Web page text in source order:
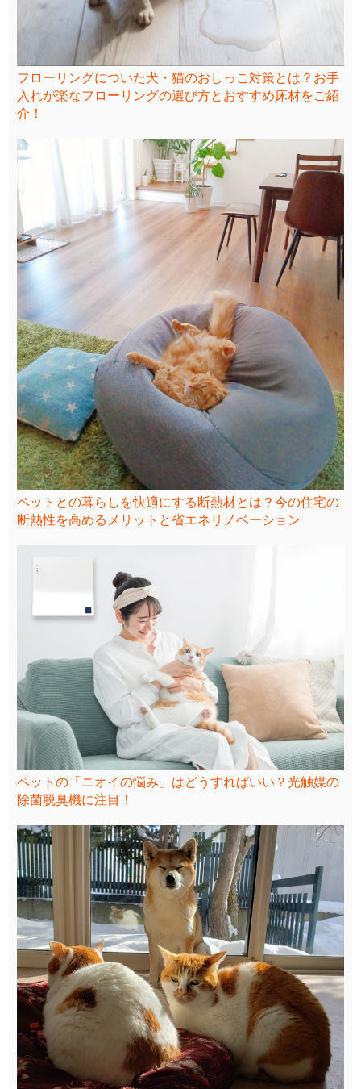
フローリングについた犬・猫のおしっこ対策とは？お手
入れが楽なフローリングの選び方とおすすめ床材をご紹
介！
ペットとの暮らしを快適にする断熱材とは？今の住宅の
断熱性を高めるメリットと省エネリノベーション
ペットの「ニオイの悩み」はどうすればいい？光触媒の
除菌脱臭機に注目！